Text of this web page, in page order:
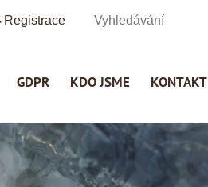
Registrace
GDPR KDO JSME KONTAKT